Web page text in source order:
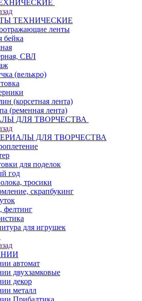
ТЕХНИЧЕСКИЕ
ленты
бейка
СВЛ
(велькро)
(корсетная лента)
(ременная лента)
ДЛЯ ТВОРЧЕСТВА
ДЛЯ ТВОРЧЕСТВА
для поделок
год
тросики
скрапбукинг
фелтинг
для игрушек
автомат
двухзамковые
декор
металл
Прибалтика